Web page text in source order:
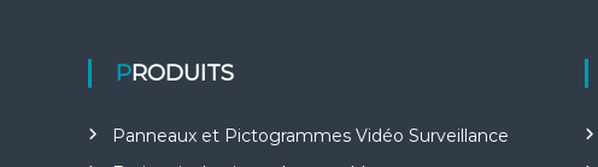
PRODUITS
Panneaux et Pictogrammes Vidéo Surveillance